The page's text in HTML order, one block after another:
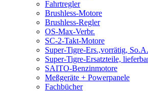
Fahrtregler
Brushless-Motore
Brushless-Regler
OS-Max-Verbr.
SC-2-Takt-Motore
Super-Tigre-Ers.,vorrätig, So.A.
Super-Tigre-Ersatzteile,
SAITO-Benzinmotore
Meßgeräte + Powerpanele
Fachbücher